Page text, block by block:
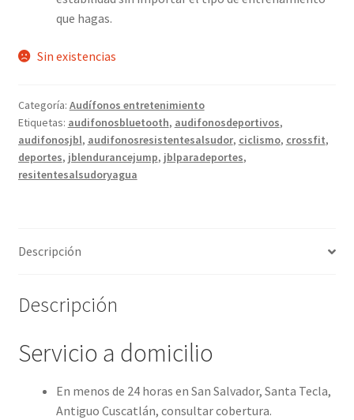
que hagas.
Sin existencias
Categoría: Audífonos entretenimiento
Etiquetas: audifonosbluetooth, audifonosdeportivos,
audifonosjbl, audifonosresistentesalsudor, ciclismo, crossfit,
deportes, jblendurancejump, jblparadeportes,
resitentesalsudoryagua
Descripción
Descripción
Servicio a domicilio
En menos de 24 horas en San Salvador, Santa Tecla,
Antiguo Cuscatlán, consultar cobertura.